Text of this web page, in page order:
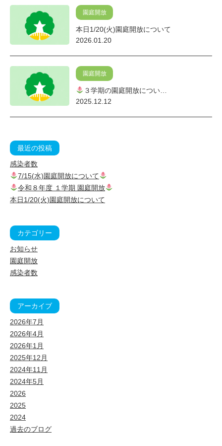
園庭開放
本日1/20(火)園庭開放について
2026.01.20
園庭開放
３学期の園庭開放につい…
2025.12.12
最近の投稿
感染者数
7/15(水)園庭開放について
令和８年度 １学期 園庭開放
本日1/20(火)園庭開放について
カテゴリー
お知らせ
園庭開放
感染者数
アーカイブ
2026年7月
2026年4月
2026年1月
2025年12月
2024年11月
2024年5月
2026
2025
2024
過去のブログ